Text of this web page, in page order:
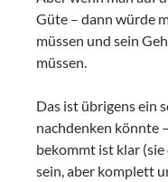
Güte – dann würde
müssen und sein
müssen.
Das ist übrigens ein
nachdenken könnte
bekommt ist klar
sein, aber komplett